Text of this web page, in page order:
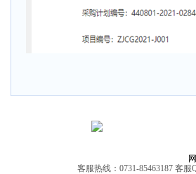
客服热线：0731-85463187 客服